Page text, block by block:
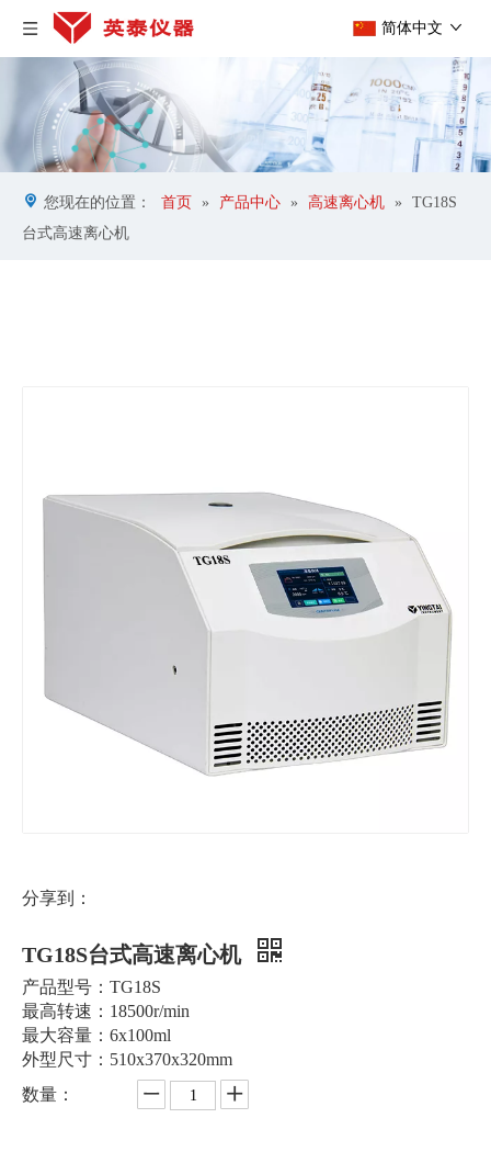
简体中文
您现在的位置： 首页 » 产品中心 » 高速离心机 »
TG18S
台式高速离心机
分享到：
TG18S台式高速离心机
产品型号：TG18S
最高转速：18500r/min
最大容量：6x100ml
外型尺寸：510x370x320mm
数量：